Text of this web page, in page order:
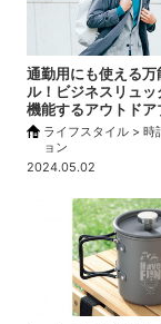
通勤用にも使える万
ル！ビジネスリュッ
機能するアウトド
ライフスタイル > 時
ョン
2024.05.02